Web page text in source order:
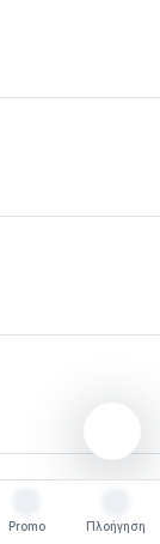
Promo
Πλοήγηση